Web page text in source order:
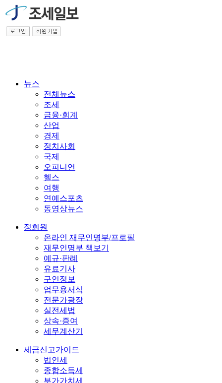
뉴스
전체뉴스
조세
금융·회계
산업
경제
정치사회
국제
오피니언
헬스
여행
연예스포츠
동영상뉴스
정회원
온라인 재무인명부/프로필
재무인명부 책보기
예규·판례
유료기사
구인정보
업무용서식
전문가광장
실전세법
상속·증여
세무계산기
세금신고가이드
법인세
종합소득세
부가가치세